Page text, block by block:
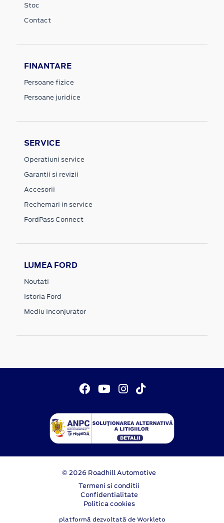
Stoc
Contact
FINANTARE
Persoane fizice
Persoane juridice
SERVICE
Operatiuni service
Garantii si revizii
Accesorii
Rechemari in service
FordPass Connect
LUMEA FORD
Noutati
Istoria Ford
Mediu inconjurator
© 2026 Roadhill Automotive
Termeni si conditii
Confidentialitate
Politica cookies
platformă dezvoltată de Workleto